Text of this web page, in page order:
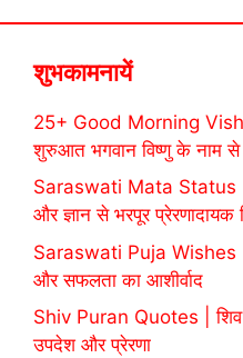
शुभकामनायें
25+ Good Morning
शुरुआत भगवान विष्णु के नाम से
Saraswati Mata Status |
और ज्ञान से भरपूर प्रेरणादायक
Saraswati Puja Wishes |
और सफलता का आशीर्वाद
Shiv Puran Quotes | शिव
उपदेश और प्रेरणा